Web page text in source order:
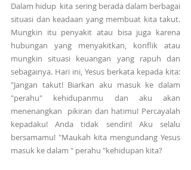
Dalam hidup  kita sering berada dalam berbagai
situasi dan keadaan yang membuat kita takut.
Mungkin itu penyakit atau bisa juga karena
hubungan yang menyakitkan, konflik atau
mungkin situasi keuangan yang rapuh dan
sebagainya. Hari ini, Yesus berkata kepada kita:
"Jangan takut! Biarkan aku masuk ke dalam
"perahu" kehidupanmu dan aku akan
menenangkan  pikiran dan hatimu! Percayalah
kepadaku! Anda tidak sendiri! Aku selalu
bersamamu! "Maukah kita mengundang Yesus
masuk ke dalam " perahu "kehidupan kita?